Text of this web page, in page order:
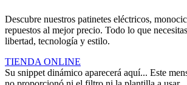
Descubre nuestros patinetes eléctricos,
repuestos al mejor precio. Todo lo que
libertad, tecnología y estilo.
TIENDA ONLINE
Su snippet dinámico aparecerá aquí... Este